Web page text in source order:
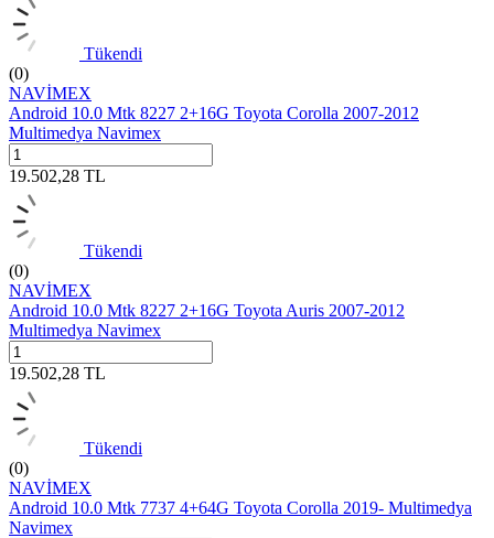
Tükendi
(0)
NAVİMEX
Android 10.0 Mtk 8227 2+16G Toyota Corolla 2007-2012
Multimedya Navimex
19.502,28 TL
Tükendi
(0)
NAVİMEX
Android 10.0 Mtk 8227 2+16G Toyota Auris 2007-2012
Multimedya Navimex
19.502,28 TL
Tükendi
(0)
NAVİMEX
Android 10.0 Mtk 7737 4+64G Toyota Corolla 2019- Multimedya
Navimex